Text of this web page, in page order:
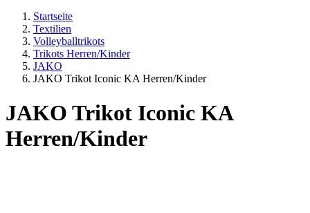
Startseite
Textilien
Volleyballtrikots
Trikots Herren/Kinder
JAKO
JAKO Trikot Iconic KA Herren/Kinder
JAKO Trikot Iconic KA
Herren/Kinder